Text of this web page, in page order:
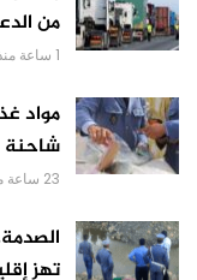
من
1 ساعة منذ
مواد
شاحنة
23 ساعة منذ
تهز